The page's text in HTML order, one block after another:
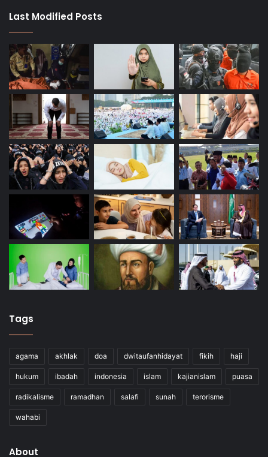
Last Modified Posts
Tags
agama akhlak doa dwitaufanhidayat fikih haji
hukum ibadah indonesia islam kajianislam puasa
radikalisme ramadhan salafi sunah terorisme
wahabi
About